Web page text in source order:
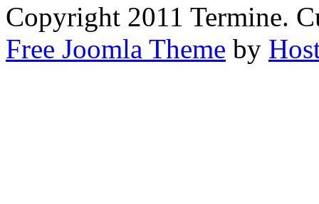
Copyright 2011 Termine.
Free Joomla Theme by